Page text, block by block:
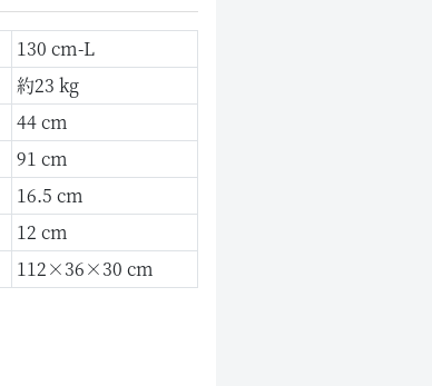
130 cm-L
約23 kg
44 cm
91 cm
16.5 cm
12 cm
112×36×30 cm